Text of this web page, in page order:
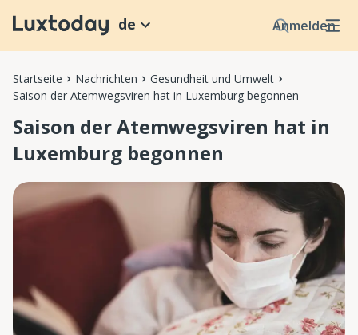
Anmelden
de
Startseite Nachrichten
Gesundheit und Umwelt
Saison der Atemwegsviren hat in Luxemburg begonnen
Saison der Atemwegsviren hat in
Luxemburg begonnen